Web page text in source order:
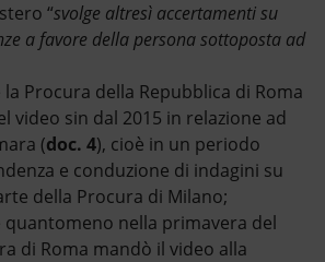
“svolge altresì accertamenti su
a favore della persona sottoposta ad
Procura della Repubblica di Roma
video sin dal 2015 in relazione ad
(doc. 4), cioè in un periodo
e conduzione di indagini su
della Procura di Milano;
quantomeno nella primavera del
di Roma mandò il video alla